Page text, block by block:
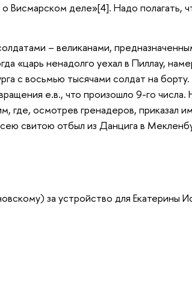
Висмарском деле»[4]. Надо полагать,
– великанами,
«царь ненадолго уехал в Пиллау,
с восьмью тысячами солдат на
е.в., что произошло 9-го
где, осмотрев гренадеров, приказал
свитою отбыл из Данцига в
за устройство для Екатерины